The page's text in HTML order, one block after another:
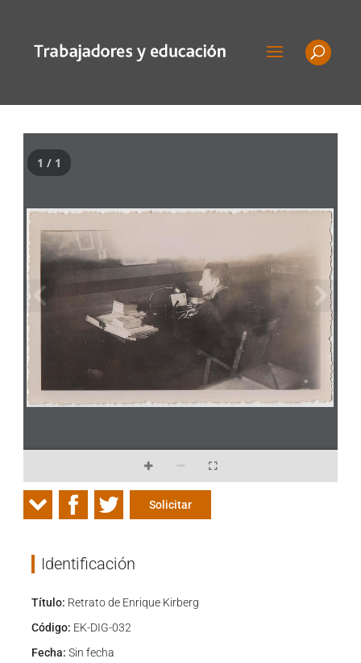
1 / 1
Solicitar
Identificación
Título: Retrato de Enrique Kirberg
Código: EK-DIG-032
Fecha: Sin fecha